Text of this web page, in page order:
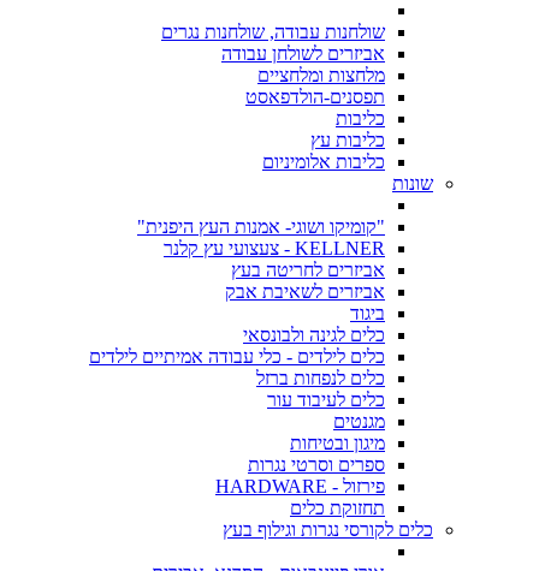
שולחנות עבודה, שולחנות נגרים
אביזרים לשולחן עבודה
מלחצות ומלחציים
תפסנים-הולדפאסט
כליבות
כליבות עץ
כליבות אלומיניום
שונות
"קומיקו ושוגי- אמנות העץ היפנית"
KELLNER - צעצועי עץ קלנר
אביזרים לחריטה בעץ
אביזרים לשאיבת אבק
ביגוד
כלים לגינה ולבונסאי
כלים לילדים - כלי עבודה אמיתיים לילדים
כלים לנפחות ברזל
כלים לעיבוד עור
מגנטים
מיגון ובטיחות
ספרים וסרטי נגרות
פירזול - HARDWARE
תחזוקת כלים
כלים לקורסי נגרות וגילוף בעץ